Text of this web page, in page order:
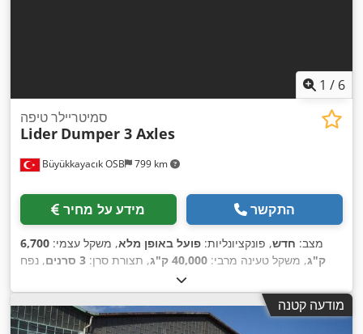
1 / 6
Büyükkayacık OSB 799 km
סמיטריילר טיפה
Lider Dumper 3 Axles
מידע על מחיר התקשר
מצב: חדש, פונקציונליות: פועל באופן מלא, משקל עצמי: 6,700
ק"ג, משקל טעינה מרבי: 40,000 ק"ג , תצורת סרן: 3 סרנים
, נפח
, מתלה:
R22,5
, צבע:אפור, שנת ייצור:2026, ציוד:מערכת בלימה למניעת
נעילה (ABS), מודעה קטנה